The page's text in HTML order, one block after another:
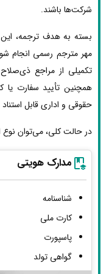
شرکت‌ها باشند.
بسته به هدف ترجمه،
مهر مترجم رسمی انجام
تکمیلی از مراجع
همچنین تأیید سفارت یا
حقوقی و اداری قابل استناد
در حالت کلی، می‌توان
مدارک هویتی
شناسنامه
کارت ملی
پاسپورت
گواهی تولد